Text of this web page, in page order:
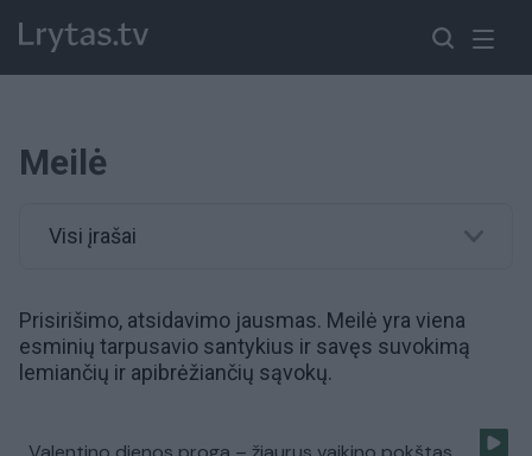
Meilė
Visi įrašai
Prisirišimo, atsidavimo jausmas. Meilė yra viena
esminių tarpusavio santykius ir savęs suvokimą
lemiančių ir apibrėžiančių sąvokų.